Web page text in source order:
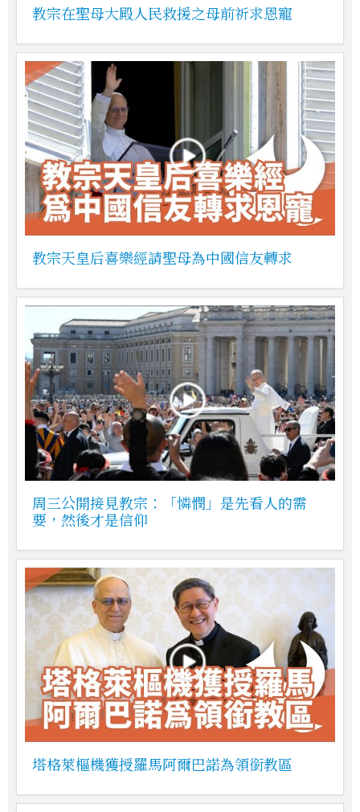
教宗在聖母大殿人民救援之母前祈求恩寵
教宗天皇后喜樂經請聖母為中國信友轉求
周三公開接見教宗：「憐憫」是先看人的需
要，然後才是信仰
塔格萊樞機獲授羅馬阿爾巴諾為領銜教區